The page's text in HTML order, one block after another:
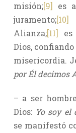
misión;[9]
es
juramento;[10]
Alianza;[11]
es
Dios,
misericordia.
por Él decimos
– a ser
Dios: Yo soy el
se manifestó